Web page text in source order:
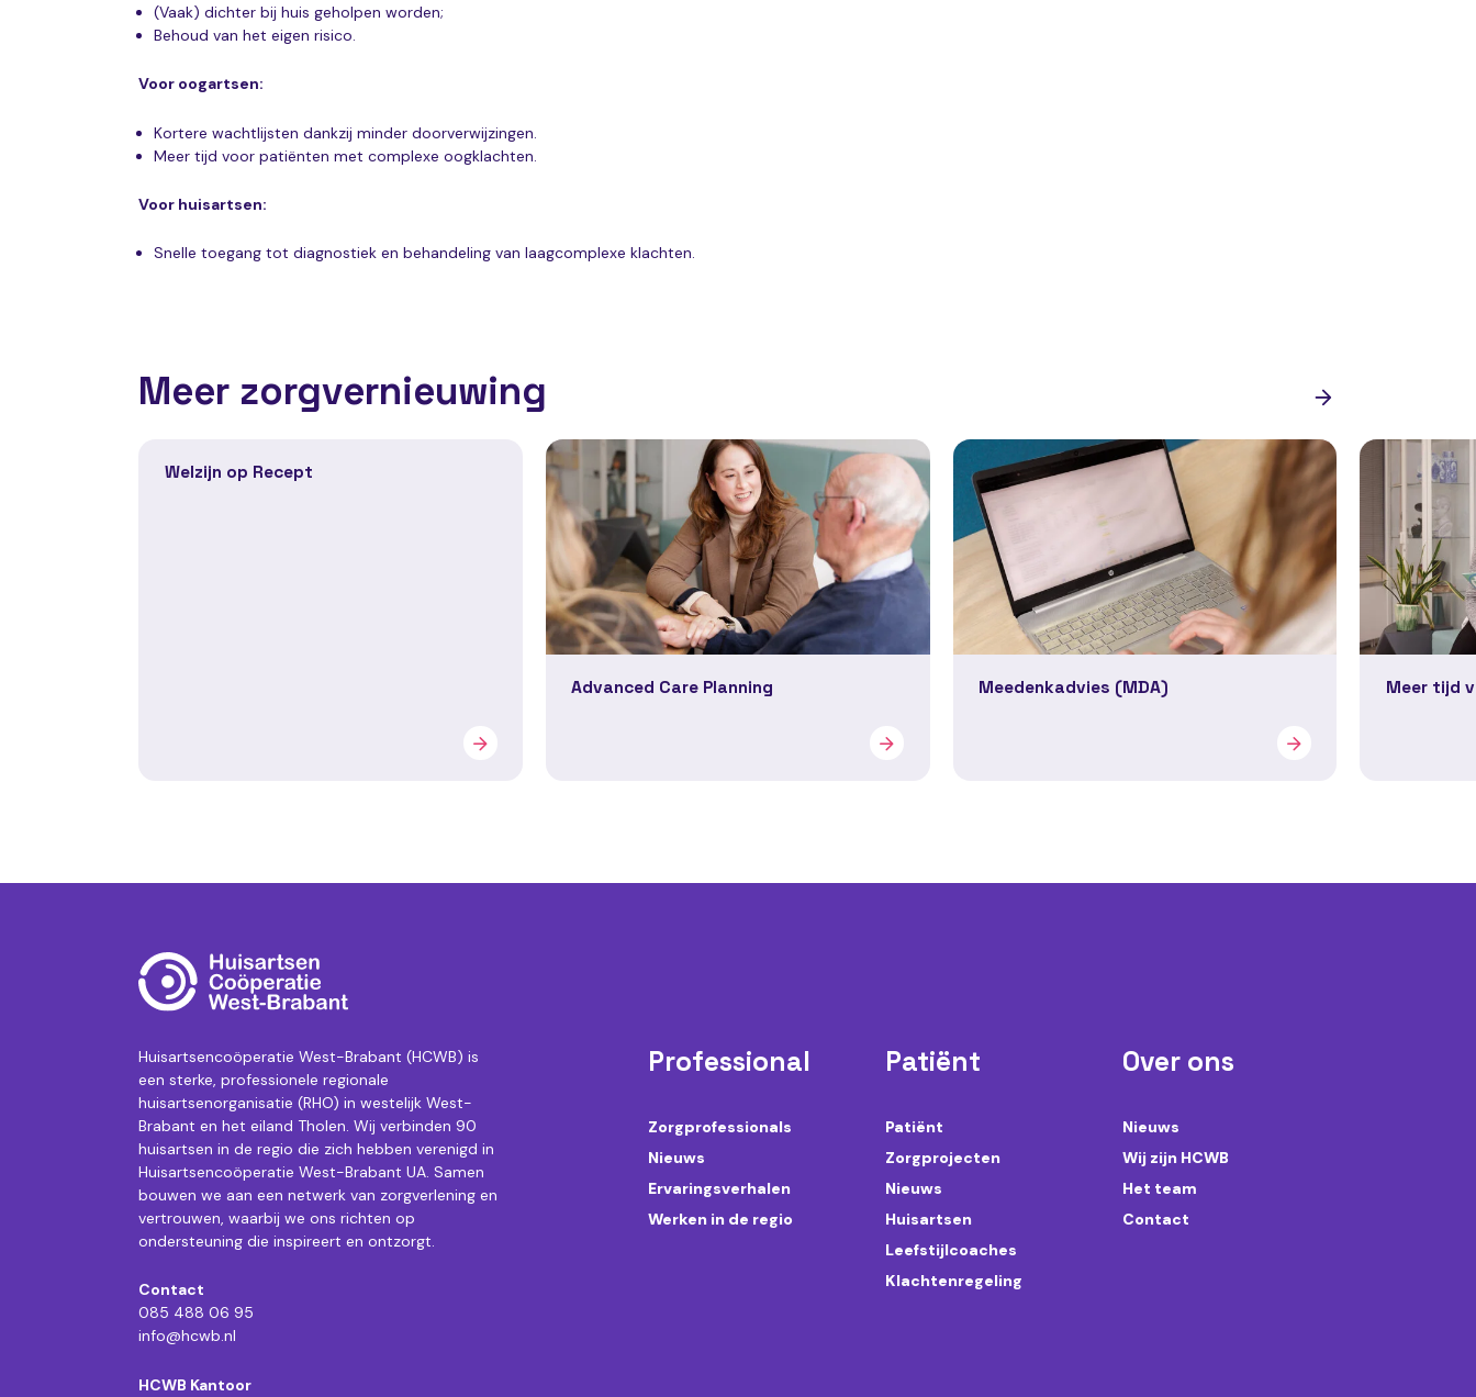
(Vaak) dichter bij huis geholpen worden;
Behoud van het eigen risico.
Voor oogartsen:
Kortere wachtlijsten dankzij minder doorverwijzingen.
Meer tijd voor patiënten met complexe oogklachten.
Voor huisartsen:
Snelle toegang tot diagnostiek en behandeling van laagcomplexe klachten.
Meer zorgvernieuwing
Welzijn op Recept
Advanced Care Planning Meedenkadvies (MDA) Meer tijd
Huisartsencoöperatie West-Brabant (HCWB) is
een sterke, professionele regionale
huisartsenorganisatie (RHO) in westelijk West-
Brabant en het eiland Tholen. Wij verbinden 90
huisartsen in de regio die zich hebben verenigd in
Huisartsencoöperatie West-Brabant UA. Samen
bouwen we aan een netwerk van zorgverlening en
vertrouwen, waarbij we ons richten op
ondersteuning die inspireert en ontzorgt.
Contact
085 488 06 95
info@hcwb.nl
HCWB Kantoor
Professional
Zorgprofessionals
Nieuws
Ervaringsverhalen
Werken in de regio
Patiënt
Patiënt
Zorgprojecten
Nieuws
Huisartsen
Leefstijlcoaches
Klachtenregeling
Over ons
Nieuws
Wij zijn HCWB
Het team
Contact